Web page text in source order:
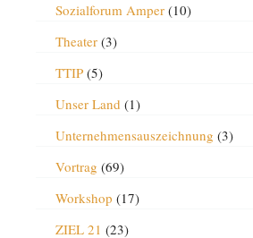
Sozialforum Amper(10)
Theater(3)
TTIP(5)
Unser Land (1)
Unternehmensauszeichnung (3)
Vortrag (69)
Workshop (17)
ZIEL 21 (23)